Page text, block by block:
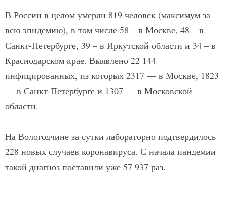
В России в целом умерли 819 человек (максимум за
всю эпидемию), в том числе 58 – в Москве, 48 – в
Санкт-Петербурге, 39 – в Иркутской области и 34 – в
Краснодарском крае. Выявлено 22 144
инфицированных, из которых 2317 — в Москве, 1823
— в Санкт-Петербурге и 1307 — в Московской
области.
На Вологодчине за сутки лабораторно подтвердилось
228 новых случаев коронавируса. С начала пандемии
такой диагноз поставили уже 57 937 раз.